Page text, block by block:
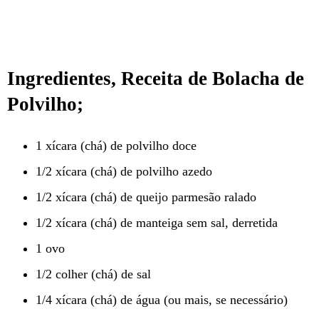
Ingredientes, Receita de Bolacha de
Polvilho;
1 xícara (chá) de polvilho doce
1/2 xícara (chá) de polvilho azedo
1/2 xícara (chá) de queijo parmesão ralado
1/2 xícara (chá) de manteiga sem sal, derretida
1 ovo
1/2 colher (chá) de sal
1/4 xícara (chá) de água (ou mais, se necessário)